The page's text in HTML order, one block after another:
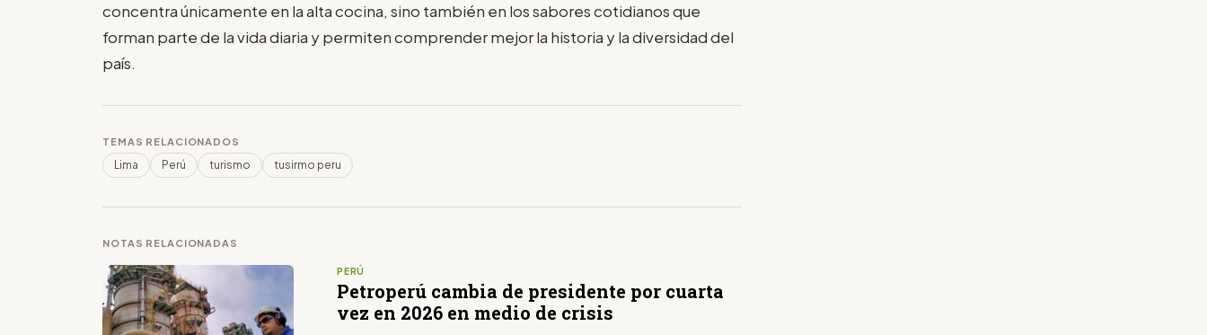
concentra únicamente en la alta cocina, sino también en los sabores cotidianos que
forman parte de la vida diaria y permiten comprender mejor la historia y la diversidad del
país.
TEMAS RELACIONADOS
Lima Perú turismo tusirmo peru
NOTAS RELACIONADAS
PERÚ
Petroperú cambia de presidente por cuarta
vez en 2026 en medio de crisis